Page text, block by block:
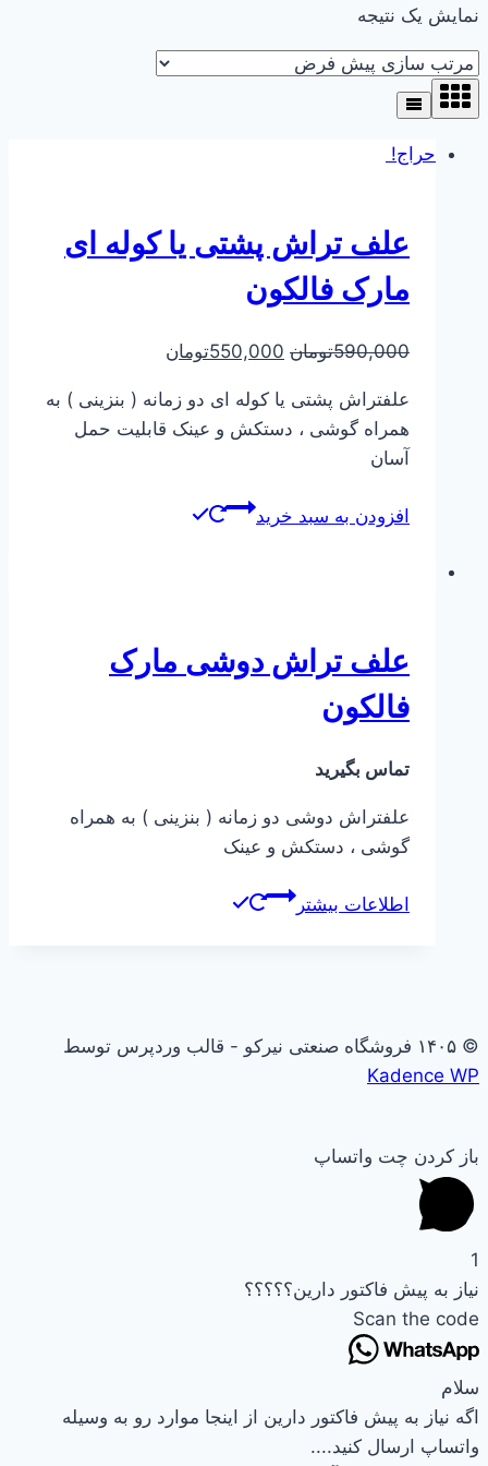
نمایش یک نتیجه
حراج!
علف تراش پشتی یا کوله ای
مارک فالکون
590,000تومان 550,000تومان
علفتراش پشتی یا کوله ای دو زمانه ( بنزینی ) به
همراه گوشی ، دستکش و عینک قابلیت حمل
آسان
افزودن به سبد خرید
علف تراش دوشی مارک
فالکون
تماس بگیرید
علفتراش دوشی دو زمانه ( بنزینی ) به همراه
گوشی ، دستکش و عینک
اطلاعات بیشتر
© ۱۴۰۵ فروشگاه صنعتی نیرکو - قالب وردپرس توسط
Kadence WP
باز کردن چت واتساپ
1
نیاز به پیش فاکتور دارین؟؟؟؟؟
Scan the code
سلام
اگه نیاز به پیش فاکتور دارین از اینجا موارد رو به وسیله
واتساپ ارسال کنید....